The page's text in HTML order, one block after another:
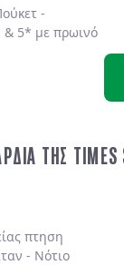
-
& 5* με πρωινό
ΤΗΣ TIMES
πτηση
- Νότιο